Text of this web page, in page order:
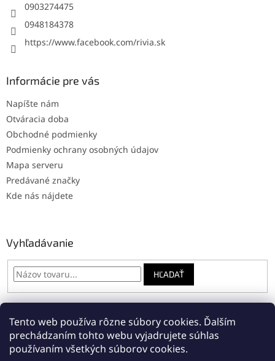
Tento web používa rôzne súbory cookies. Ďalším
prechádzaním tohto webu vyjadrujete súhlas
používaním všetkých súborov cookies.
0903274475
0948184378
https://www.facebook.com/rivia.sk
Informácie pre vás
Napíšte nám
Otváracia doba
Obchodné podmienky
Podmienky ochrany osobných údajov
Mapa serveru
Predávané značky
Kde nás nájdete
Vyhľadávanie
HĽADAŤ
Online: registrácia na servis Napíšte nám